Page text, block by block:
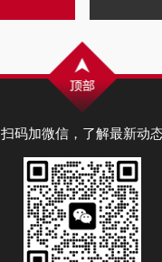
扫码加微信，了解最新动